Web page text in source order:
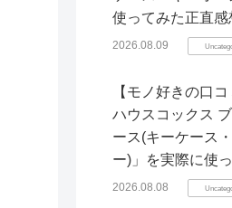
使ってみた正直感
2026.08.09
【モノ好きの口
ハウスコックス
ース(キーケース
ー)」を実際に使
2026.08.08